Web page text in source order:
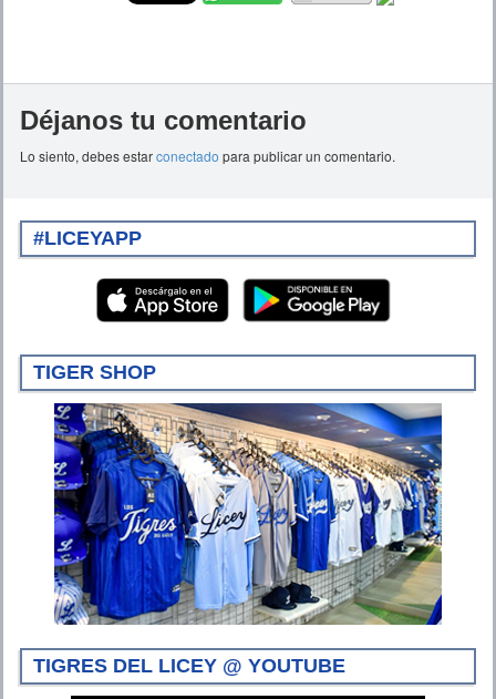
Déjanos tu comentario
Lo siento, debes estarconectado para publicar un comentario.
#LICEYAPP
TIGER SHOP
TIGRES DEL LICEY @ YOUTUBE